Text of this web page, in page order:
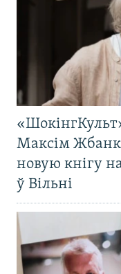
Максім
новую кнігу
ў Вільні